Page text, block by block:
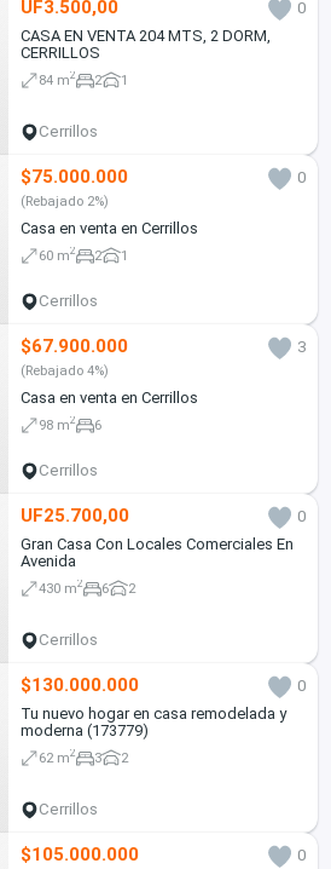
UF3.500,00
0
CASA EN VENTA 204 MTS, 2 DORM,
CERRILLOS
84 m2 2 1
Cerrillos
$75.000.000 0
(Rebajado 2%)
Casa en venta en Cerrillos
60 m2 2 1
Cerrillos
$67.900.000 3
(Rebajado 4%)
Casa en venta en Cerrillos
98 m2 6
Cerrillos
UF25.700,00
0
Gran Casa Con Locales Comerciales En
Avenida
430 m2 6 2
Cerrillos
$130.000.000
0
Tu nuevo hogar en casa remodelada y
moderna (173779)
62 m2 3 2
Cerrillos
$105.000.000 0